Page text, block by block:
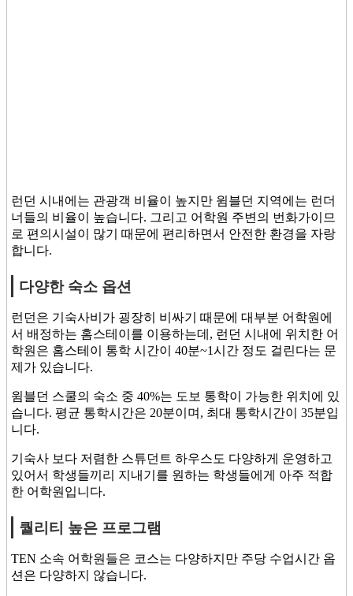
런던 시내에는 관광객 비율이 높지만 윔블던 지역에는 런더
너들의 비율이 높습니다. 그리고 어학원 주변의 번화가이므
로 편의시설이 많기 때문에 편리하면서 안전한 환경을 자랑
합니다.
다양한 숙소 옵션
런던은 기숙사비가 굉장히 비싸기 때문에 대부분 어학원에
서 배정하는 홈스테이를 이용하는데, 런던 시내에 위치한 어
학원은 홈스테이 통학 시간이 40분~1시간 정도 걸린다는 문
제가 있습니다.
윔블던 스쿨의 숙소 중 40%는 도보 통학이 가능한 위치에 있
습니다. 평균 통학시간은 20분이며, 최대 통학시간이 35분입
니다.
기숙사 보다 저렴한 스튜던트 하우스도 다양하게 운영하고
있어서 학생들끼리 지내기를 원하는 학생들에게 아주 적합
한 어학원입니다.
퀄리티 높은 프로그램
TEN 소속 어학원들은 코스는 다양하지만 주당 수업시간 옵
션은 다양하지 않습니다.